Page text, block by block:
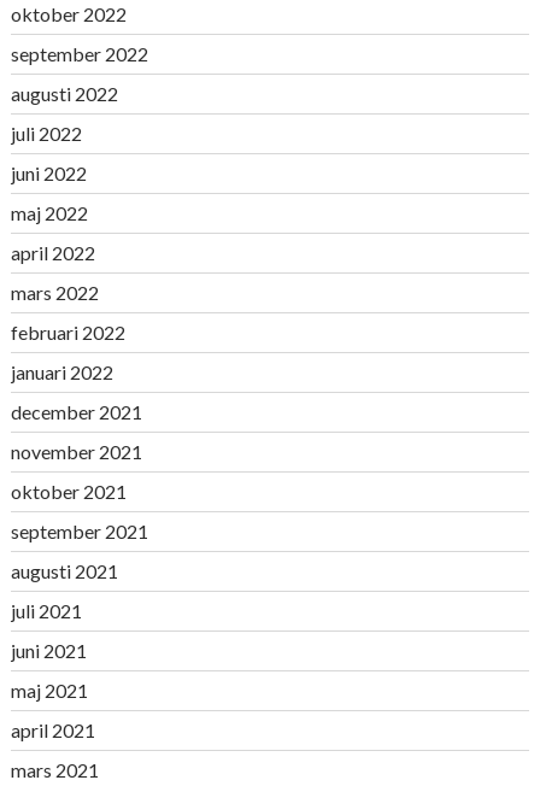
oktober 2022
september 2022
augusti 2022
juli 2022
juni 2022
maj 2022
april 2022
mars 2022
februari 2022
januari 2022
december 2021
november 2021
oktober 2021
september 2021
augusti 2021
juli 2021
juni 2021
maj 2021
april 2021
mars 2021